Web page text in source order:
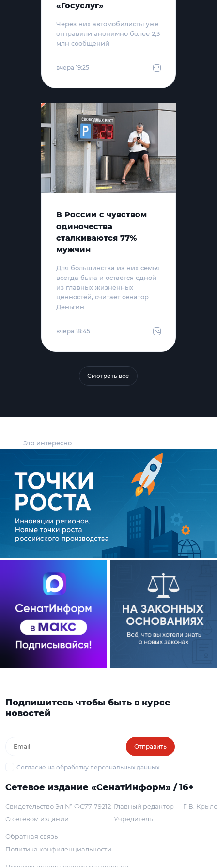
Это интересно
«Госуслуг»
Через них автомобилисты уже
отправили анонимно более 2,3
млн сообщений
вчера 19:25
В России с чувством
одиночества
сталкиваются 77%
мужчин
Для большинства из них семья
всегда была и остаётся одной
из главных жизненных
ценностей, считает сенатор
Деньгин
вчера 18:45
Смотреть все
Подпишитесь чтобы быть в курсе
новостей
Отправить
Согласие на обработку персональных данных
Сетевое издание «СенатИнформ» / 16+
Свидетельство Эл № ФС77-79212
О сетевом издании
Главный редактор — Г. В.
Учредитель
Обратная связь
Политика конфиденциальности